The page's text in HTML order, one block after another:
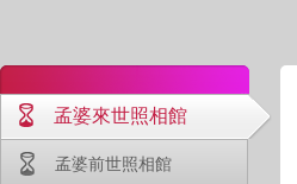
孟婆來世照相館
孟婆前世照相館